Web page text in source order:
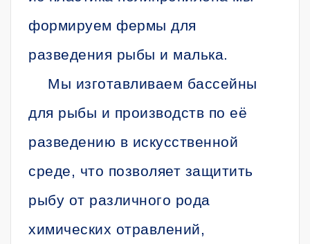
формируем фермы для
разведения рыбы и малька.
Мы изготавливаем бассейны
для рыбы и производств по её
разведению в искусственной
среде, что позволяет защитить
рыбу от различного рода
химических отравлений,